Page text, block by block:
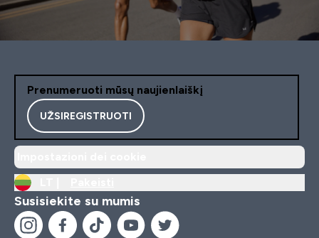
Prenumeruoti mūsų naujienlaiškį
UŽSIREGISTRUOTI
Susisiekite su mumis